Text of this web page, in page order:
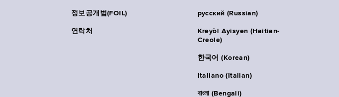
정보공개법(FOIL)
연락처
русский (Russian)
Kreyòl Ayisyen (Haitian-
Creole)
한국어 (Korean)
Italiano (Italian)
বাংলা (Bengali)